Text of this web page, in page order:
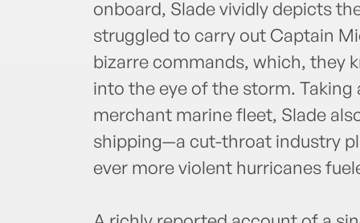
onboard, Slade vividly depicts
struggled to carry out Captain
bizarre commands, which, they
into the eye of the storm.
merchant marine fleet, Slade
shipping—a cut-throat industry
ever more violent hurricanes